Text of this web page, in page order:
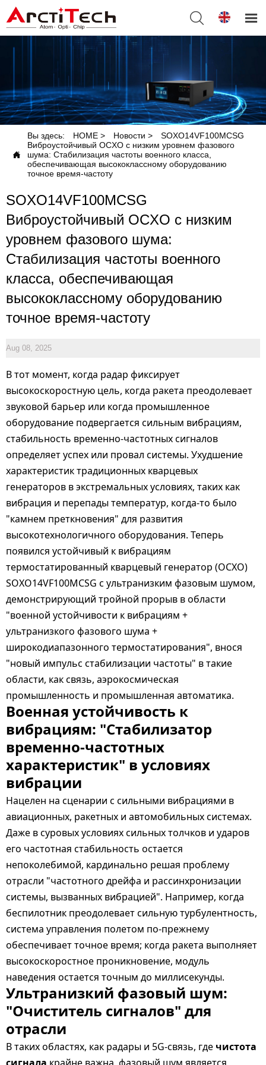
 

Вы здесь: HOME > Новости >
SOXO14VF100MCSG
Виброустойчивый OCXO с низким уровнем фазового
шума: Стабилизация частоты военного класса,
обеспечивающая высококлассному оборудованию
точное время-частоту
SOXO14VF100MCSG
Виброустойчивый OCXO с низким
уровнем фазового шума:
Стабилизация частоты военного
класса, обеспечивающая
высококлассному оборудованию
точное время-частоту
Aug 08, 2025
В тот момент, когда радар фиксирует
высокоскоростную цель, когда ракета преодолевает
звуковой барьер или когда промышленное
оборудование подвергается сильным вибрациям,
стабильность временно-частотных сигналов
определяет успех или провал системы. Ухудшение
характеристик традиционных кварцевых
генераторов в экстремальных условиях, таких как
вибрация и перепады температур, когда-то было
"камнем преткновения" для развития
высокотехнологичного оборудования. Теперь
появился устойчивый к вибрациям
термостатированный кварцевый генератор (OCXO)
SOXO14VF100MCSG с ультранизким фазовым шумом,
демонстрирующий тройной прорыв в области
"военной устойчивости к вибрациям +
ультранизкого фазового шума +
широкодиапазонного термостатирования", внося
"новый импульс стабилизации частоты" в такие
области, как связь, аэрокосмическая
промышленность и промышленная автоматика.
Военная устойчивость к
вибрациям: "Стабилизатор
временно-частотных
характеристик" в условиях
вибрации
Нацелен на сценарии с сильными вибрациями в
авиационных, ракетных и автомобильных системах.
Даже в суровых условиях сильных толчков и ударов
его частотная стабильность остается
непоколебимой, кардинально решая проблему
отрасли "частотного дрейфа и рассинхронизации
системы, вызванных вибрацией". Например, когда
беспилотник преодолевает сильную турбулентность,
система управления полетом по-прежнему
обеспечивает точное время; когда ракета выполняет
высокоскоростное проникновение, модуль
наведения остается точным до миллисекунды.
Ультранизкий фазовый шум:
"Очиститель сигналов" для
отрасли
В таких областях, как радары и 5G-связь, где чистота